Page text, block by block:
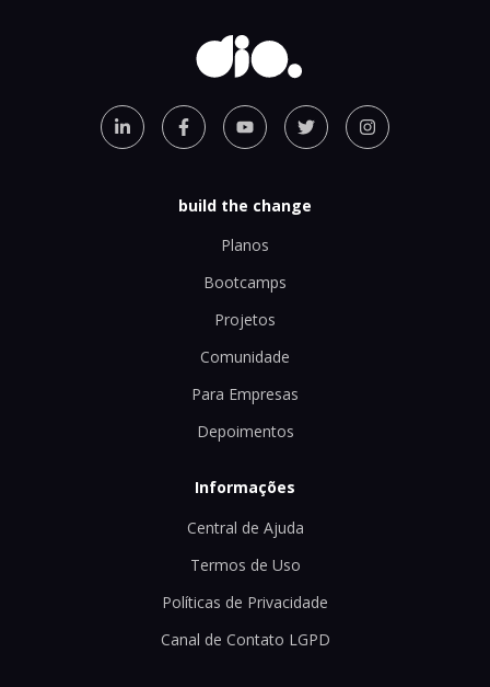
build the change
Planos
Bootcamps
Projetos
Comunidade
Para Empresas
Depoimentos
Informações
Central de Ajuda
Termos de Uso
Políticas de Privacidade
Canal de Contato LGPD